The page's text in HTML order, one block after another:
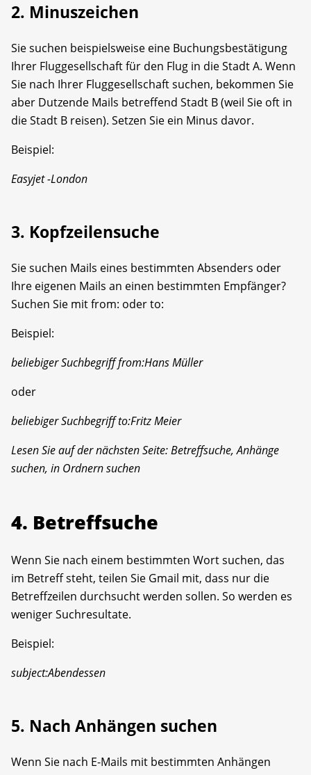
2. Minuszeichen
Sie suchen beispielsweise eine Buchungsbestätigung
Ihrer Fluggesellschaft für den Flug in die Stadt A. Wenn
Sie nach Ihrer Fluggesellschaft suchen, bekommen Sie
aber Dutzende Mails betreffend Stadt B (weil Sie oft in
die Stadt B reisen). Setzen Sie ein Minus davor.
Beispiel:
Easyjet -London
3. Kopfzeilensuche
Sie suchen Mails eines bestimmten Absenders oder
Ihre eigenen Mails an einen bestimmten Empfänger?
Suchen Sie mit from: oder to:
Beispiel:
beliebiger Suchbegriff from:Hans Müller
oder
beliebiger Suchbegriff to:Fritz Meier
Lesen Sie auf der nächsten Seite: Betreffsuche, Anhänge
suchen, in Ordnern suchen
4. Betreffsuche
Wenn Sie nach einem bestimmten Wort suchen, das
im Betreff steht, teilen Sie Gmail mit, dass nur die
Betreffzeilen durchsucht werden sollen. So werden es
weniger Suchresultate.
Beispiel:
subject:Abendessen
5. Nach Anhängen suchen
Wenn Sie nach E-Mails mit bestimmten Anhängen